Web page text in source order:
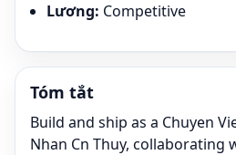
Lương: Competitive
Tóm tắt
Build and ship as a Chuyen
Nhan Cn Thuy, collaborating